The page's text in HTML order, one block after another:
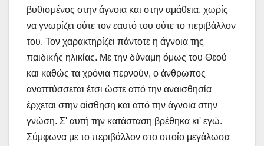
βυθισμένος στην άγνοια και στην αμάθεια, χωρίς
να γνωρίζει ούτε τον εαυτό του ούτε το περιβάλλον
του. Τον χαρακτηρίζει πάντοτε η άγνοια της
παιδικής ηλικίας. Με την δύναμη όμως του Θεού
και καθώς τα χρόνια περνούν, ο άνθρωπος
αναπτύσσεται έτσι ώστε από την αναισθησία
έρχεται στην αίσθηση και από την άγνοια στην
γνώση. Σ' αυτή την κατάσταση βρέθηκα κι' εγώ.
Σύμφωνα με το περιβάλλον στο οποίο μεγάλωσα